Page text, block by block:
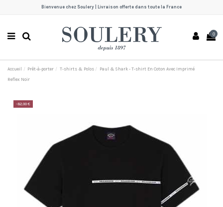
Bienvenue chez Soulery | Livraison offerte dans toute la France
0
Accueil Prêt-à-porter T-shirts & Polos Paul & Shark - T-shirt En Coton Avec Imprimé
Reflex Noir
-82,00 €